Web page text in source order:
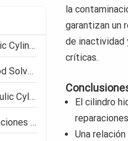
for Auto Lifts
in 2026
para la construcción?
la
garantizan un
de inactividad
críticas.
El cilindro
Una